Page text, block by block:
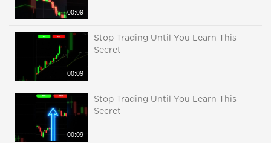
00:09
00:09
Stop Trading Until You Learn This
Secret
00:09
Stop Trading Until You Learn This
Secret